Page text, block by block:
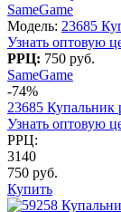
SameGame
Модель: 23685
Узнать оптовую
РРЦ: 750 руб.
SameGame
-74%
23685 Купальник
Узнать оптовую
РРЦ:
3140
750 руб.
Купить